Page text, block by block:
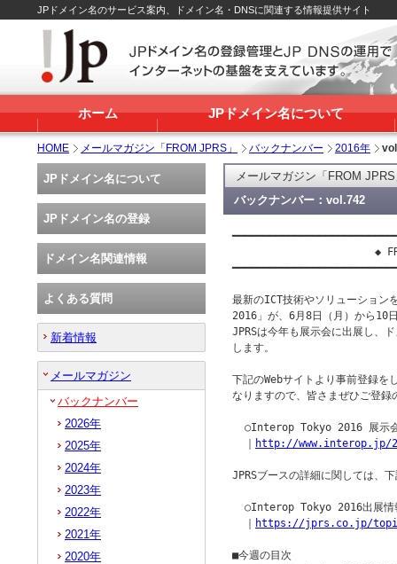
JPドメイン名のサービス案内、ドメイン名・DNSに関連する情報提供サイト
ホーム JPドメイン名について
HOME メールマガジン「FROM JPRS」 バックナンバー 2016年
メールマガジン「FROM
バックナンバー：vol.742
◆
最新のICT技術やソリューショ
2016」が、6月8日（月）から10
JPRSは今年も展示会に出展し、
します。
下記のWebサイトより事前登録を
なりますので、皆さまぜひご登録
○Interop Tokyo 2016 展示
http://www.interop.jp/
JPRSブースの詳細に関しては、
○Interop Tokyo 2016出展情
https://jprs.co.jp/
■今週の目次
JPドメイン名について
JPドメイン名の登録
ドメイン名関連情報
よくある質問
新着情報
メールマガジン
バックナンバー
2026年
2025年
2024年
2023年
2022年
2021年
2020年